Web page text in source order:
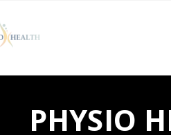
PHYSIO